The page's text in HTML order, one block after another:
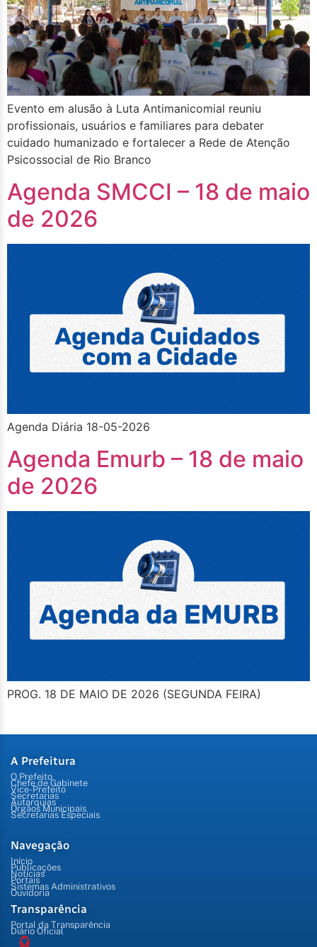
Evento em alusão à Luta Antimanicomial reuniu
profissionais, usuários e familiares para debater
cuidado humanizado e fortalecer a Rede de Atenção
Psicossocial de Rio Branco
Agenda SMCCI – 18 de maio
de 2026
Agenda Diária 18-05-2026
Agenda Emurb – 18 de maio
de 2026
PROG. 18 DE MAIO DE 2026 (SEGUNDA FEIRA)
A Prefeitura
O Prefeito
Chefe de Gabinete
Vice-Prefeito
Secretarias
Autarquias
Órgãos Municipais
Secretarias Especiais
Navegação
Início
Publicações
Notícias
Portais
Sistemas Administrativos
Ouvidoria
Transparência
Portal da Transparência
Diário Oficial